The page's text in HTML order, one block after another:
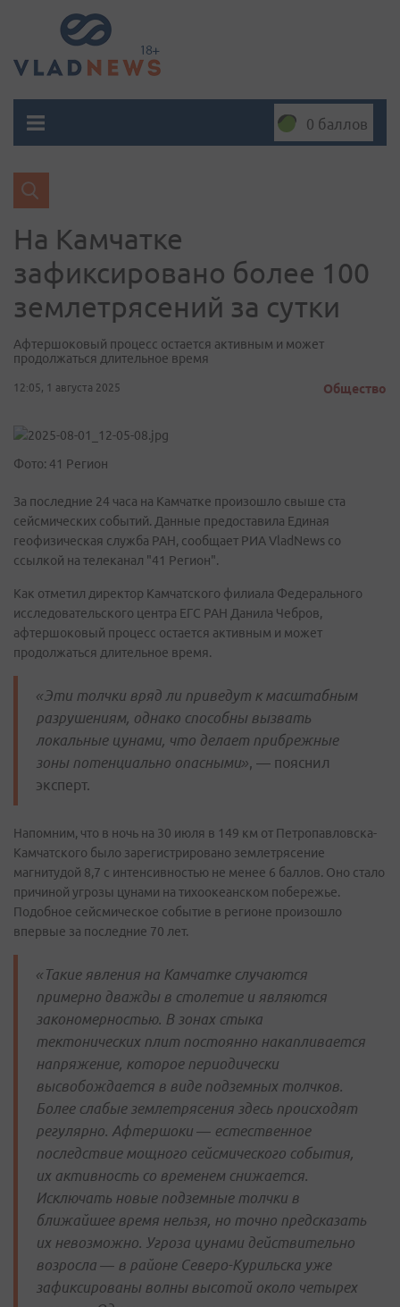
0 баллов
На Камчатке
зафиксировано более 100
землетрясений за сутки
Афтершоковый процесс остается активным и может
продолжаться длительное время
12:05, 1 августа 2025 Общество
Фото: 41 Регион
За последние 24 часа на Камчатке произошло свыше ста
сейсмических событий. Данные предоставила Единая
геофизическая служба РАН, сообщает РИА VladNews со
ссылкой на телеканал "41 Регион".
Как отметил директор Камчатского филиала Федерального
исследовательского центра ЕГС РАН Данила Чебров,
афтершоковый процесс остается активным и может
продолжаться длительное время.
«Эти толчки вряд ли приведут к масштабным
разрушениям, однако способны вызвать
локальные цунами, что делает прибрежные
зоны потенциально опасными», — пояснил
эксперт.
Напомним, что в ночь на 30 июля в 149 км от Петропавловска-
Камчатского было зарегистрировано землетрясение
магнитудой 8,7 с интенсивностью не менее 6 баллов. Оно стало
причиной угрозы цунами на тихоокеанском побережье.
Подобное сейсмическое событие в регионе произошло
впервые за последние 70 лет.
«Такие явления на Камчатке случаются
примерно дважды в столетие и являются
закономерностью. В зонах стыка
тектонических плит постоянно накапливается
напряжение, которое периодически
высвобождается в виде подземных толчков.
Более слабые землетрясения здесь происходят
регулярно. Афтершоки — естественное
последствие мощного сейсмического события,
их активность со временем снижается.
Исключать новые подземные толчки в
ближайшее время нельзя, но точно предсказать
их невозможно. Угроза цунами действительно
возросла — в районе Северо-Курильска уже
зафиксированы волны высотой около четырех